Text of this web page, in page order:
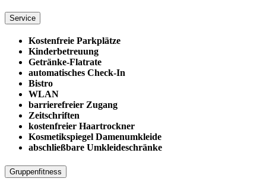
Service
Kostenfreie Parkplätze
Kinderbetreuung
Getränke-Flatrate
automatisches Check-In
Bistro
WLAN
barrierefreier Zugang
Zeitschriften
kostenfreier Haartrockner
Kosmetikspiegel Damenumkleide
abschließbare Umkleideschränke
Gruppenfitness